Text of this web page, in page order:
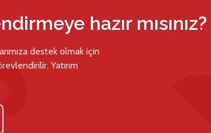
hazır mısınız?
destek olmak için
Yatırım